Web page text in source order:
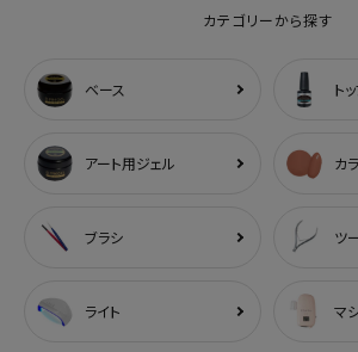
カテゴリーから探す
ベース ト
アート用ジェル カ
ブラシ ツ
ライト マ